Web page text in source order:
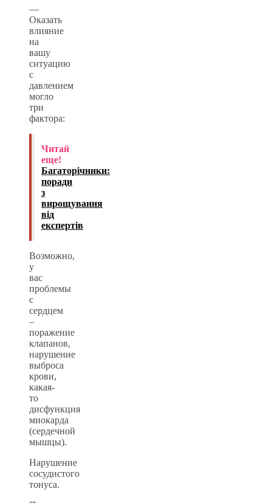
—
Оказать
влияние
на
вашу
ситуацию
с
давлением
могло
три
фактора:
Читай
еще!
Багаторічники:
поради
з
вирощування
від
експертів
Возможно,
у
вас
проблемы
с
сердцем
–
поражение
клапанов,
нарушение
выброса
крови,
какая-
то
дисфункция
миокарда
(сердечной
мышцы).
Нарушение
сосудистого
тонуса.